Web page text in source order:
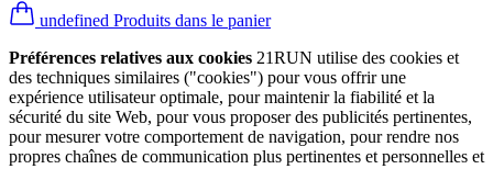
undefined Produits dans le panier
Préférences relatives aux cookies 21RUN utilise des cookies et
des techniques similaires ("cookies") pour vous offrir une
expérience utilisateur optimale, pour maintenir la fiabilité et la
sécurité du site Web, pour vous proposer des publicités pertinentes,
pour mesurer votre comportement de navigation, pour rendre nos
propres chaînes de communication plus pertinentes et personnelles et